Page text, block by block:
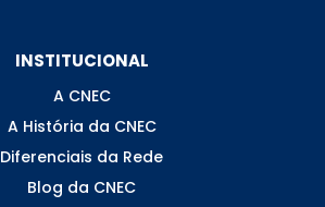
INSTITUCIONAL
A CNEC
A História da CNEC
Diferenciais da Rede
Blog da CNEC